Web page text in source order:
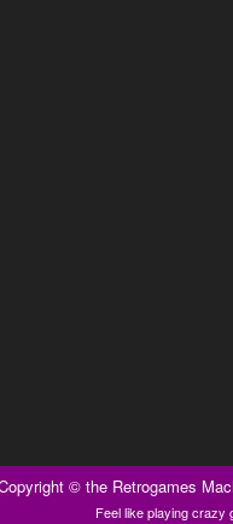
©the Retrogames
Feel like playing